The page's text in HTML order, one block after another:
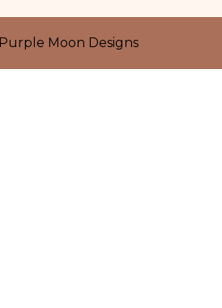
Purple Moon Designs